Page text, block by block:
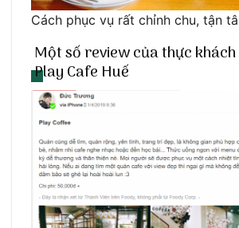
Cách phục vụ rất chỉnh chu, tận
Một số review của thực
Play Cafe Huế